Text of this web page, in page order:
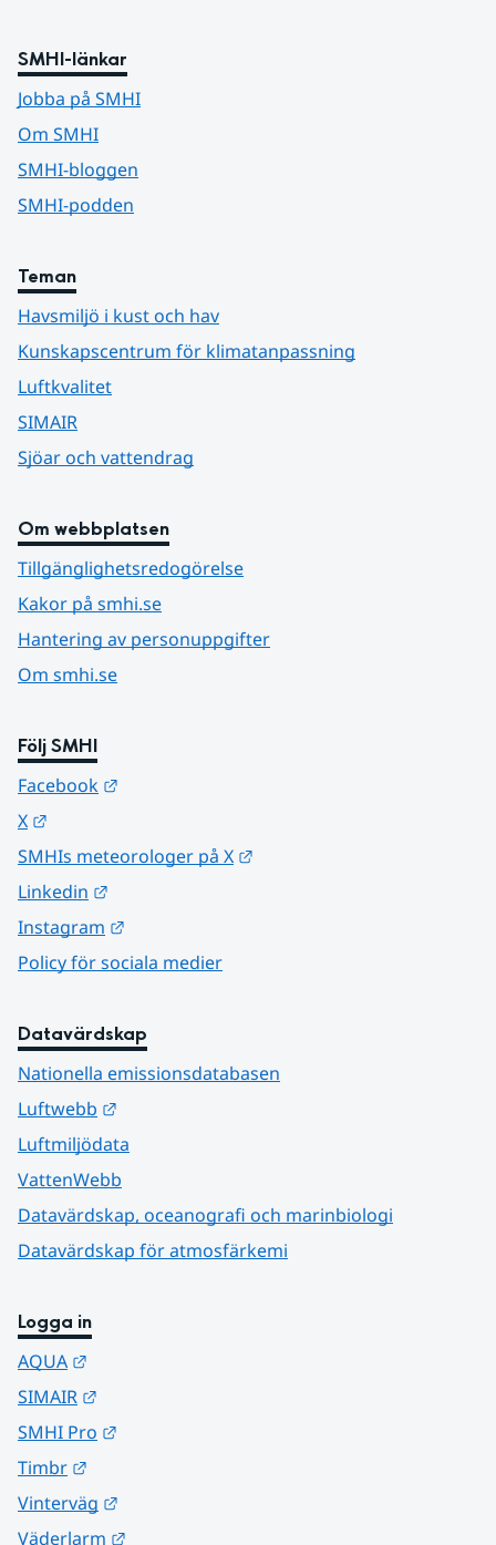
SMHI-länkar
Jobba på SMHI
Om SMHI
SMHI-bloggen
SMHI-podden
Teman
Havsmiljö i kust och hav
Kunskapscentrum för klimatanpassning
Luftkvalitet
SIMAIR
Sjöar och vattendrag
Om webbplatsen
Tillgänglighetsredogörelse
Kakor på smhi.se
Hantering av personuppgifter
Om smhi.se
Följ SMHI
Facebook
X
SMHIs meteorologer på X
Linkedin
Instagram
Policy för sociala medier
Datavärdskap
Nationella emissionsdatabasen
Luftwebb
Luftmiljödata
VattenWebb
Datavärdskap, oceanografi och marinbiologi
Datavärdskap för atmosfärkemi
Logga in
AQUA
SIMAIR
SMHI Pro
Timbr
Vinterväg
Väderlarm